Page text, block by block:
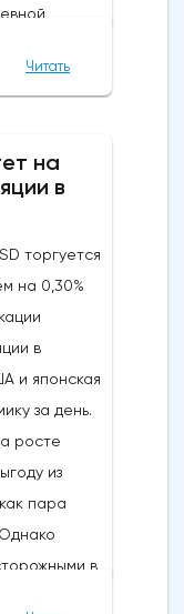
развеять
не
до
ETF
в
стали
чем на 20%.
самого
Таким
Читать
на
в
торгуется
на 0,30%
в
и японская
за день.
росте
из
пара
в